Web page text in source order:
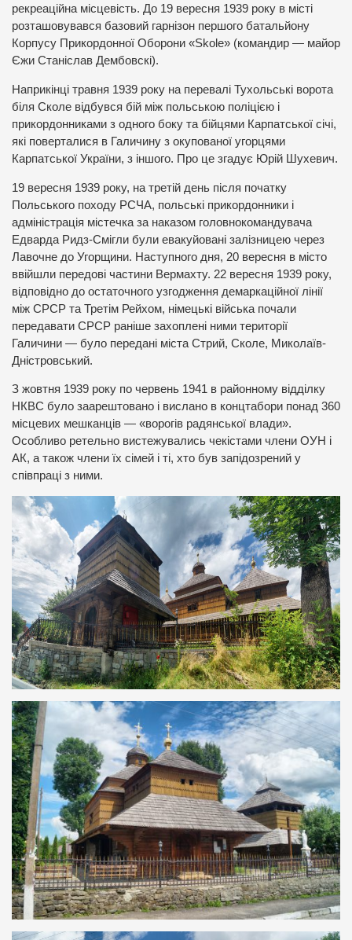
рекреаційна місцевість. До 19 вересня 1939 року в місті
розташовувався базовий гарнізон першого батальйону
Корпусу Прикордонної Оборони «Skole» (командир — майор
Єжи Станіслав Дембовскі).
Наприкінці травня 1939 року на перевалі Тухольські ворота
біля Сколе відбувся бій між польською поліцією і
прикордонниками з одного боку та бійцями Карпатської січі,
які поверталися в Галичину з окупованої угорцями
Карпатської України, з іншого. Про це згадує Юрій Шухевич.
19 вересня 1939 року, на третій день після початку
Польського походу РСЧА, польські прикордонники і
адміністрація містечка за наказом головнокомандувача
Едварда Ридз-Смігли були евакуйовані залізницею через
Лавочне до Угорщини. Наступного дня, 20 вересня в місто
ввійшли передові частини Вермахту. 22 вересня 1939 року,
відповідно до остаточного узгодження демаркаційної лінії
між СРСР та Третім Рейхом, німецькі війська почали
передавати СРСР раніше захоплені ними території
Галичини — було передані міста Стрий, Сколе, Миколаїв-
Дністровський.
З жовтня 1939 року по червень 1941 в районному відділку
НКВС було заарештовано і вислано в концтабори понад 360
місцевих мешканців — «ворогів радянської влади».
Особливо ретельно вистежувались чекістами члени ОУН і
АК, а також члени їх сімей і ті, хто був запідозрений у
співпраці з ними.